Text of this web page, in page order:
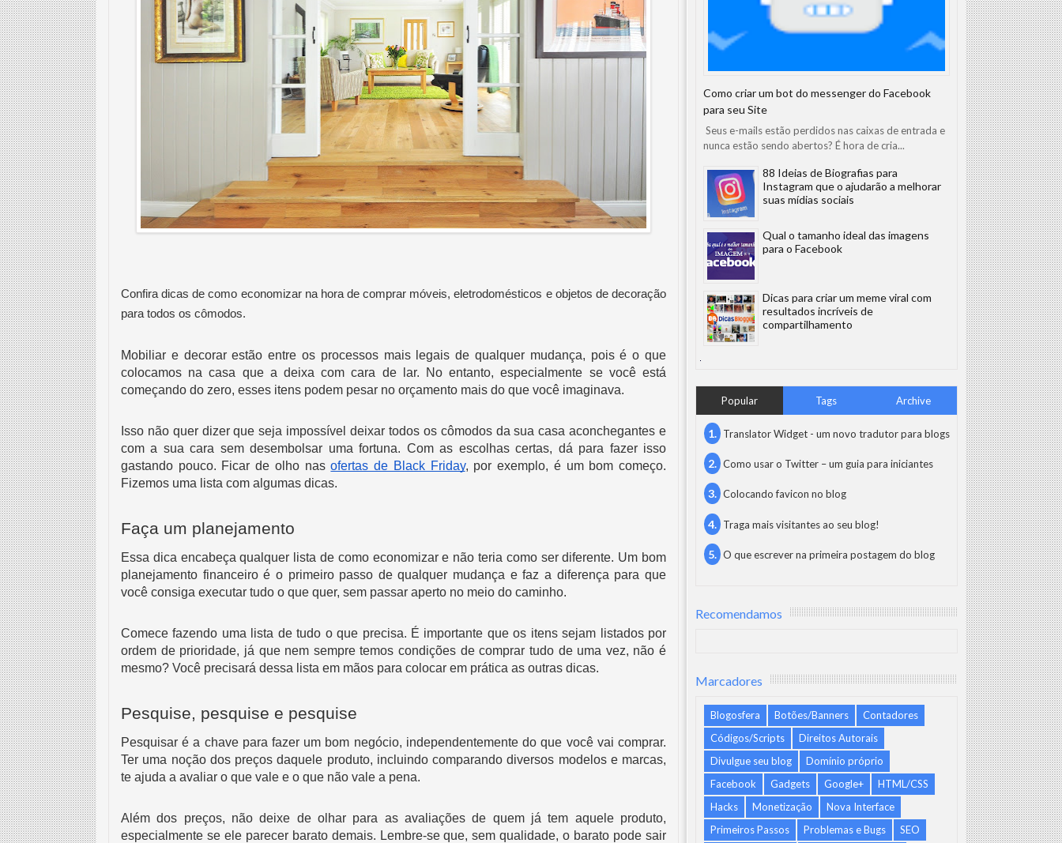
Confira dicas de como economizar na hora de comprar móveis, eletrodomésticos e objetos de decoração
para todos os cômodos.
Mobiliar e decorar estão entre os processos mais legais de qualquer mudança, pois é o que
colocamos na casa que a deixa com cara de lar. No entanto, especialmente se você está
começando do zero, esses itens podem pesar no orçamento mais do que você imaginava.
Isso não quer dizer que seja impossível deixar todos os cômodos da sua casa aconchegantes e
com a sua cara sem desembolsar uma fortuna. Com as escolhas certas, dá para fazer isso
gastando pouco. Ficar de olho nas ofertas de Black Friday, por exemplo, é um bom começo.
Fizemos uma lista com algumas dicas.
Faça um planejamento
Essa dica encabeça qualquer lista de como economizar e não teria como ser diferente. Um bom
planejamento financeiro é o primeiro passo de qualquer mudança e faz a diferença para que
você consiga executar tudo o que quer, sem passar aperto no meio do caminho.
Comece fazendo uma lista de tudo o que precisa. É importante que os itens sejam listados por
ordem de prioridade, já que nem sempre temos condições de comprar tudo de uma vez, não é
mesmo? Você precisará dessa lista em mãos para colocar em prática as outras dicas.
Pesquise, pesquise e pesquise
Pesquisar é a chave para fazer um bom negócio, independentemente do que você vai comprar.
Ter uma noção dos preços daquele produto, incluindo comparando diversos modelos e marcas,
te ajuda a avaliar o que vale e o que não vale a pena.
Além dos preços, não deixe de olhar para as avaliações de quem já tem aquele produto,
especialmente se ele parecer barato demais. Lembre-se que, sem qualidade, o barato pode sair
Como criar um bot do messenger do Facebook
para seu Site
Seus e-mails estão perdidos nas caixas de entrada e
nunca estão sendo abertos? É hora de cria...
88 Ideias de Biografias para
Instagram que o ajudarão a melhorar
suas mídias sociais
Qual o tamanho ideal das imagens
para o Facebook
Dicas para criar um meme viral com
resultados incríveis de
compartilhamento
Popular Tags Archive
Translator Widget - um novo tradutor para blogs
Como usar o Twitter – um guia para iniciantes
Colocando favicon no blog
Traga mais visitantes ao seu blog!
O que escrever na primeira postagem do blog
Recomendamos
Marcadores
Blogosfera Botões/Banners
Contadores
Códigos/Scripts
Direitos Autorais
Divulgue seu blog
Domínio próprio
Facebook
Gadgets Google+
HTML/CSS
Hacks
Monetização
Nova Interface
Primeiros Passos
Problemas e Bugs
SEO